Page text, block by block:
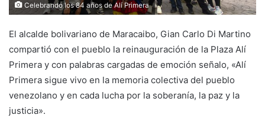
Celebrando los 84 años de Alí Primera
El alcalde bolivariano de Maracaibo, Gian Carlo Di Martino
compartió con el pueblo la reinauguración de la Plaza Alí
Primera y con palabras cargadas de emoción señalo, «Alí
Primera sigue vivo en la memoria colectiva del pueblo
venezolano y en cada lucha por la soberanía, la paz y la
justicia».